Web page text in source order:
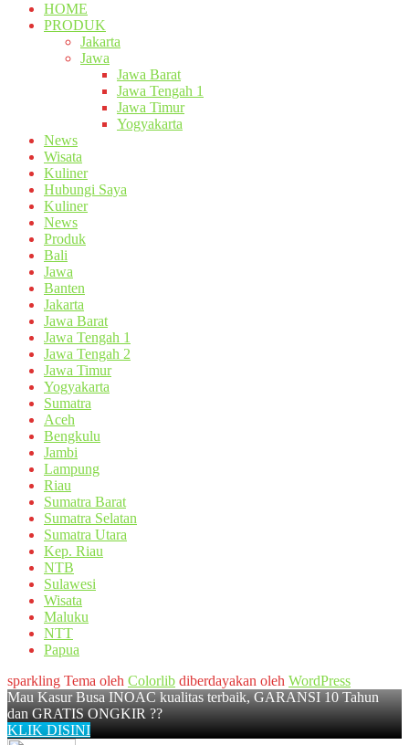
HOME
PRODUK
Jakarta
Jawa
Jawa Barat
Jawa Tengah 1
Jawa Timur
Yogyakarta
News
Wisata
Kuliner
Hubungi Saya
Kuliner
News
Produk
Bali
Jawa
Banten
Jakarta
Jawa Barat
Jawa Tengah 1
Jawa Tengah 2
Jawa Timur
Yogyakarta
Sumatra
Aceh
Bengkulu
Jambi
Lampung
Riau
Sumatra Barat
Sumatra Selatan
Sumatra Utara
Kep. Riau
NTB
Sulawesi
Wisata
Maluku
NTT
Papua
sparkling Tema oleh Colorlib diberdayakan oleh WordPress
Mau Kasur Busa INOAC kualitas terbaik, GARANSI 10 Tahun
dan GRATIS ONGKIR ??
KLIK DISINI